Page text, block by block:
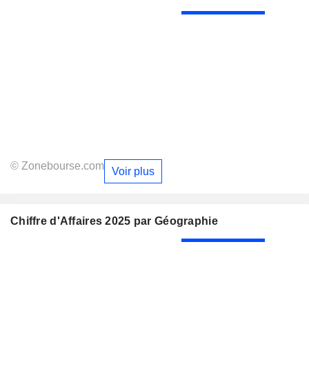
© Zonebourse.com Voir plus
Chiffre d'Affaires 2025 par Géographie